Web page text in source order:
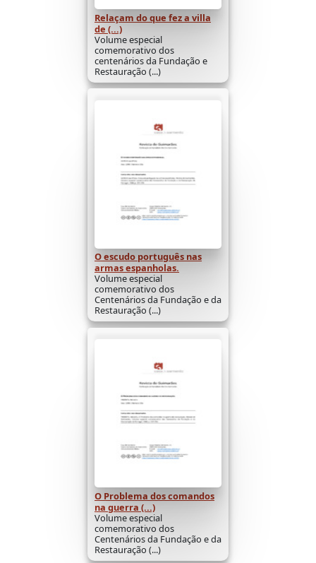
Relaçam do que fez a villa
de (...)
Volume especial
comemorativo dos
centenários da Fundação e
Restauração (...)
O escudo português nas
armas espanholas.
Volume especial
comemorativo dos
Centenários da Fundação e da
Restauração (...)
O Problema dos comandos
na guerra (...)
Volume especial
comemorativo dos
Centenários da Fundação e da
Restauração (...)